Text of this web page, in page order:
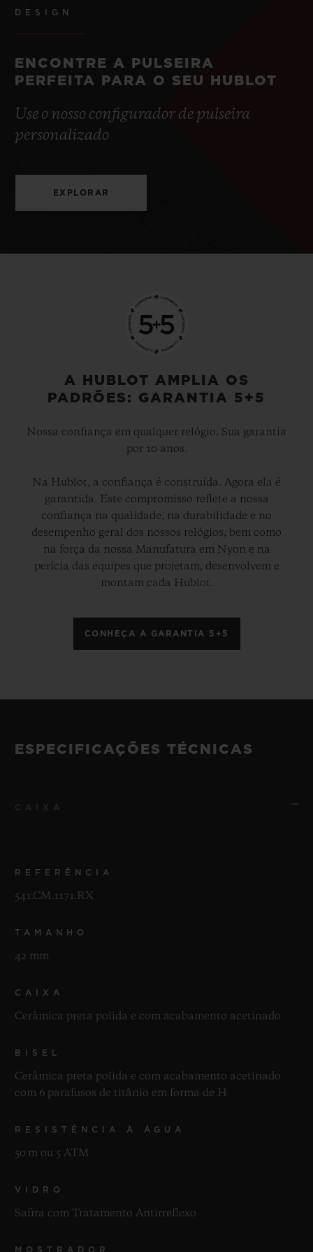
DESIGN
ENCONTRE A PULSEIRA
PERFEITA PARA O SEU HUBLOT
Use o nosso configurador de pulseira
personalizado
EXPLORAR
A HUBLOT AMPLIA OS
PADRÕES: GARANTIA 5+5
Nossa confiança em qualquer relógio. Sua garantia
por 10 anos.
Na Hublot, a confiança é construída. Agora ela é
garantida. Este compromisso reflete a nossa
confiança na qualidade, na durabilidade e no
desempenho geral dos nossos relógios, bem como
na força da nossa Manufatura em Nyon e na
perícia das equipes que projetam, desenvolvem e
montam cada Hublot.
CONHEÇA A GARANTIA 5+5
ESPECIFICAÇÕES TÉCNICAS
REFERÊNCIA
541.CM.1171.RX
TAMANHO
42 mm
CAIXA
Cerâmica preta polida e com acabamento acetinado
BISEL
Cerâmica preta polida e com acabamento acetinado
com 6 parafusos de titânio em forma de H
RESISTÊNCIA À ÁGUA
50 m ou 5 ATM
VIDRO
Safira com Tratamento Antirreflexo
MOSTRADOR